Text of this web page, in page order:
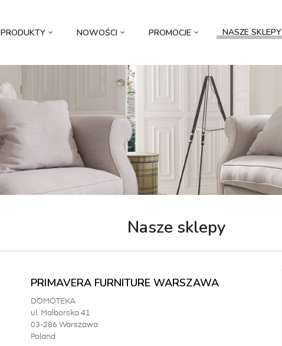
PRODUKTY NOWOŚCI PROMOCJE NASZE SKLEPY
Nasze sklepy
PRIMAVERA FURNITURE WARSZAWA
DOMOTEKA
ul. Malborska 41
03-286 Warszawa
Poland